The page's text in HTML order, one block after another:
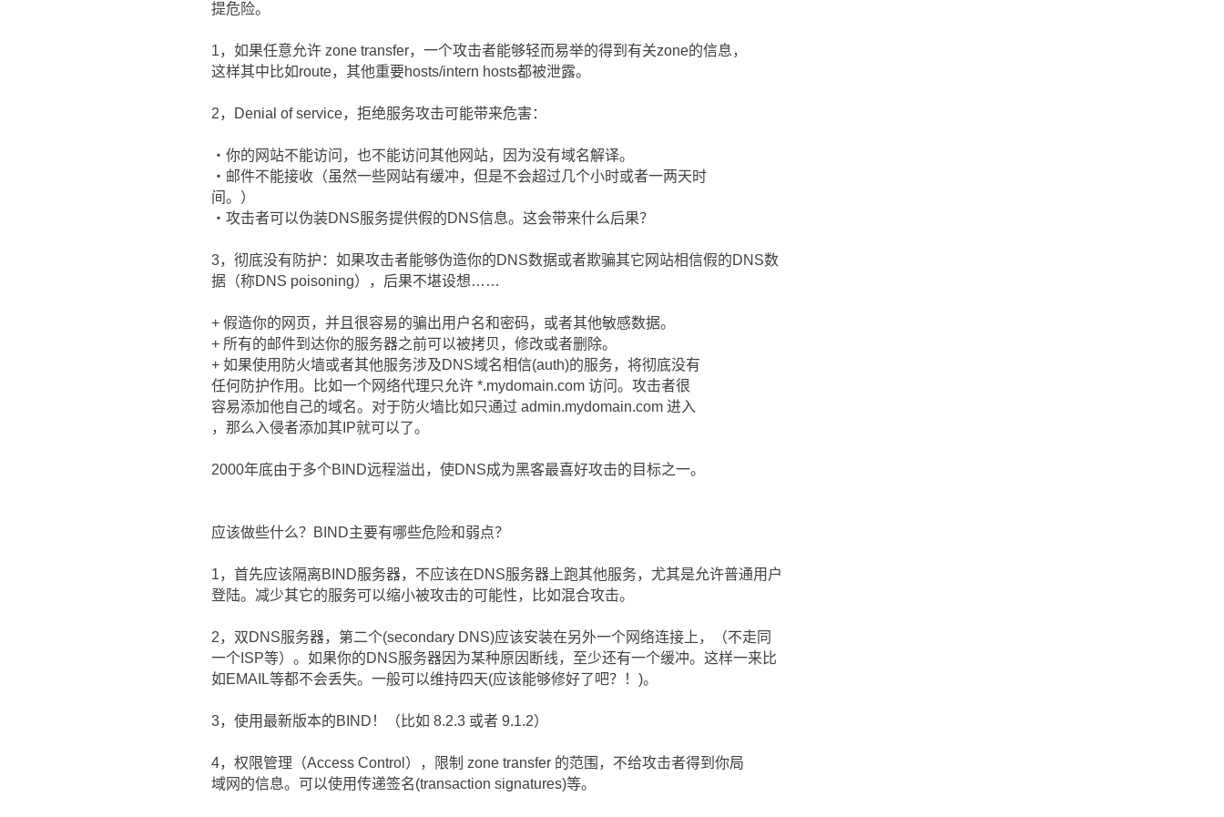
提危险。
1，如果任意允许 zone transfer，一个攻击者能够轻而易举的得到有关zone的信息，
这样其中比如route，其他重要hosts/intern hosts都被泄露。
2，Denial of service，拒绝服务攻击可能带来危害：
・你的网站不能访问，也不能访问其他网站，因为没有域名解译。
・邮件不能接收（虽然一些网站有缓冲，但是不会超过几个小时或者一两天时
间。）
・攻击者可以伪装DNS服务提供假的DNS信息。这会带来什么后果？
3，彻底没有防护：如果攻击者能够伪造你的DNS数据或者欺骗其它网站相信假的DNS数
据（称DNS poisoning），后果不堪设想……
+ 假造你的网页，并且很容易的骗出用户名和密码，或者其他敏感数据。
+ 所有的邮件到达你的服务器之前可以被拷贝，修改或者删除。
+ 如果使用防火墙或者其他服务涉及DNS域名相信(auth)的服务，将彻底没有
任何防护作用。比如一个网络代理只允许 *.mydomain.com 访问。攻击者很
容易添加他自己的域名。对于防火墙比如只通过 admin.mydomain.com 进入
，那么入侵者添加其IP就可以了。
2000年底由于多个BIND远程溢出，使DNS成为黑客最喜好攻击的目标之一。
应该做些什么？BIND主要有哪些危险和弱点？
1，首先应该隔离BIND服务器，不应该在DNS服务器上跑其他服务，尤其是允许普通用户
登陆。减少其它的服务可以缩小被攻击的可能性，比如混合攻击。
2，双DNS服务器，第二个(secondary DNS)应该安装在另外一个网络连接上，（不走同
一个ISP等）。如果你的DNS服务器因为某种原因断线，至少还有一个缓冲。这样一来比
如EMAIL等都不会丢失。一般可以维持四天(应该能够修好了吧？！)。
3，使用最新版本的BIND！（比如 8.2.3 或者 9.1.2）
4，权限管理（Access Control），限制 zone transfer 的范围，不给攻击者得到你局
域网的信息。可以使用传递签名(transaction signatures)等。